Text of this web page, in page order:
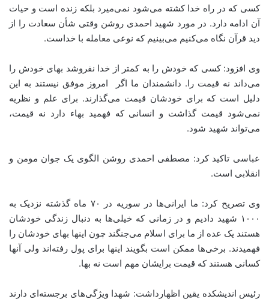
کسی که در راه خدا کشته می‌شود نمی‌میرد بلکه زنده است و حیات
آن ادامه دارد. در مورد شهید احمدی روشن وقتی شأن سعادت را از
دید قرآن نگاه می‌کنیم می‌بینیم که نوعی معامله با خداست.
وی افزود: کسی که خودش را به کمتر از خدا نفروشد بهای خودش را
می‌داند نه قیمت را. دانشمندان ما اگر
امروز موفق نیستند به این
دلیل است که برای خودشان قیمت می‌گذارند. برای علم و نظریه
نمی‌شود قیمت گذاشت و انسانی که فهمید بهاء دارد نه قیمت،
می‌تواند شهید شود.
عباسی تاکید کرد: مصطفی احمدی روشن الگوی یک جوان مومن و
انقلابی است.
وی تصریح کرد: ما ایرانی‌ها در سوریه در ۷۰ ماه گذشته نزدیک به
۱۰۰۰ شهید دادیم و در زمانی که خیلی‌ها به دنبال زندگی خودشان
هستند یک عده از ما برای اسلام می‌جنگند چون اینها بهای خودشان را
فهمیدند. برخی‌ها ممکن است بگویند اینها برای پول رفته‌اند ولی آنها
کسانی هستند که قیمت برایشان مهم است نه بها.
رئیس اندیشکده یقین اظهارداشت: شهدا ویژگی‌های برجسته‌ای دارند